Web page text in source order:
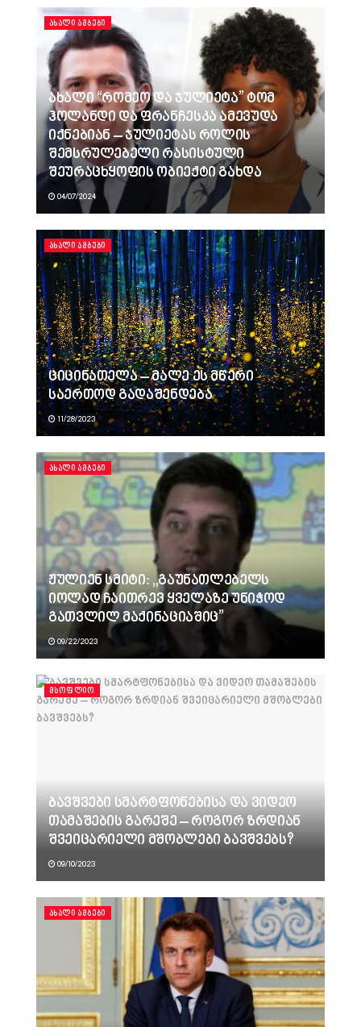
ᲐᲮᲐᲚᲘ ᲐᲛᲑᲔᲑᲘ
ახალი “რომეო და ჯულიეტა” ტომ
ჰოლანდი და ფრანჩესკა ამევუდა
იქნებიან – ჯულიეტას როლის
შემსრულებელი რასისტული
შეურაცხყოფის ობიექტი გახდა
04/07/2024
ᲐᲮᲐᲚᲘ ᲐᲛᲑᲔᲑᲘ
ციცინათელა – მალე ეს მწერი
საერთოდ გადაშენდება
11/28/2023
ᲐᲮᲐᲚᲘ ᲐᲛᲑᲔᲑᲘ
ჟულიენ სმიტი: ,,გაუნათლებელს
იოლად ჩაითრევ ყველაზე უნიჭოდ
გათვლილ მაქინაციაშიც”
09/22/2023
ᲛᲡᲝᲤᲚᲘᲝ
ბავშვები სმარტფონებისა და ვიდეო
თამაშების გარეშე – როგორ ზრდიან
შვეიცარიელი მშობლები ბავშვებს?
09/10/2023
ᲐᲮᲐᲚᲘ ᲐᲛᲑᲔᲑᲘ